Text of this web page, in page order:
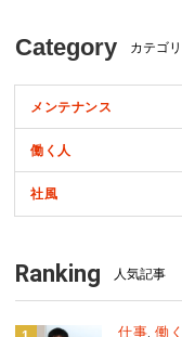
Category カテゴ
メンテナンス
働く人
社風
Ranking 人気記事
仕事 働